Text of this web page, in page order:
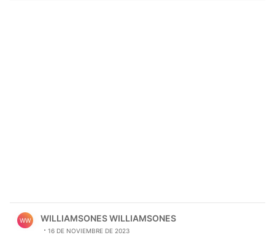
WW WILLIAMSONES WILLIAMSONES
16 DE NOVIEMBRE DE 2023